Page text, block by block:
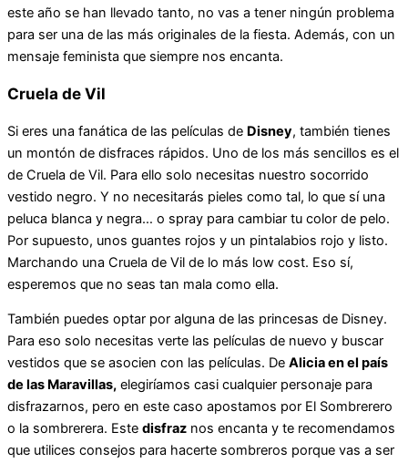
este año se han llevado tanto, no vas a tener ningún problema
para ser una de las más originales de la fiesta. Además, con un
mensaje feminista que siempre nos encanta.
Cruela de Vil
Si eres una fanática de las películas de Disney, también tienes
un montón de disfraces rápidos. Uno de los más sencillos es el
de Cruela de Vil. Para ello solo necesitas nuestro socorrido
vestido negro. Y no necesitarás pieles como tal, lo que sí una
peluca blanca y negra… o spray para cambiar tu color de pelo.
Por supuesto, unos guantes rojos y un pintalabios rojo y listo.
Marchando una Cruela de Vil de lo más low cost. Eso sí,
esperemos que no seas tan mala como ella.
También puedes optar por alguna de las princesas de Disney.
Para eso solo necesitas verte las películas de nuevo y buscar
vestidos que se asocien con las películas. De Alicia en el país
de las Maravillas, elegiríamos casi cualquier personaje para
disfrazarnos, pero en este caso apostamos por El Sombrerero
o la sombrerera. Este disfraz nos encanta y te recomendamos
que utilices consejos para hacerte sombreros porque vas a ser